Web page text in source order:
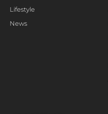
Lifestyle
News